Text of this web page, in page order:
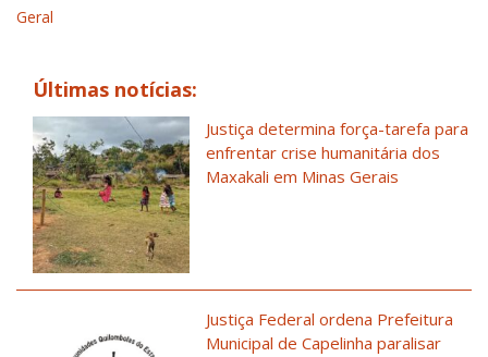
Geral
Últimas notícias:
Justiça determina força-tarefa para
enfrentar crise humanitária dos
Maxakali em Minas Gerais
Justiça Federal ordena Prefeitura
Municipal de Capelinha paralisar